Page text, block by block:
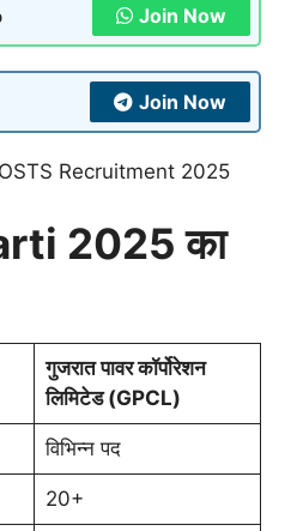
Join Now
Join Now
2025 का
गुजरात पावर कॉर्पोरेशन
लिमिटेड (GPCL)
विभिन्न पद
20+